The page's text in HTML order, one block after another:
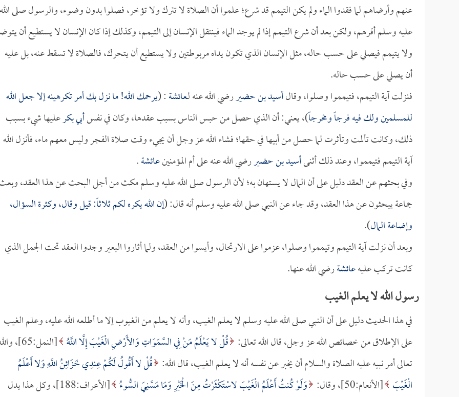
عنهم وأرضاهم لما فقدوا الماء ولم يكن التيمم قد شرع؛ علموا أن الصلاة لا تترك ولا تؤخر، فصلوا بدون وضوء، والرسول صلى
عليه وسلم أقرهم، ولكن بعد أن شرع التيمم إذا لم يوجد الماء فينتقل الإنسان إلى التيمم، وكذلك إذا كان الإنسان لا يستطيع أن
ولا يتيمم فيصلي على حسب حاله، مثل الإنسان الذي تكون يداه مربوطتين ولا يستطيع أن يتحرك، فالصلاة لا تسقط عنه، بل عليه
أن يصلي على حسب حاله.
فنزلت آية التيمم، فتيمموا وصلوا، وقالأسيد بن حضيررضي الله عنه لـعائشة: (يرحمك الله! ما نزل بك أمر تكرهينه إلا جعل الله
للمسلمين ولك فيه فرجاً ومخرجاً)، يعني: أن الذي حصل من حبس الناس بسبب عقدها، وكان في نفسأبي بكرعليها شيء بسبب
ذلك، وكانت تألمت وتأثرت لما حصل من أبيها في حقها؛ فشاء الله عز وجل أن يجيء وقت صلاة الفجر وليس معهم ماء، فأنزل الله
آية التيمم فتيمموا، وعند ذلك أثنىأسيد بن حضيررضي الله عنه على أم المؤمنينعائشة.
وفي بحثهم عن العقد دليل على أن المال لا يستهان به؛ لأن الرسول صلى الله عليه وسلم مكث من أجل البحث عن هذا العقد،
جماعة يبحثون عن هذا العقد، وقد جاء عن النبي صلى الله عليه وسلم أنه قال: (إن الله يكره لكم ثلاثاً: قيل وقال، وكثرة السؤال،
وإضاعة المال).
وبعد أن نزلت آية التيمم وتيمموا وصلوا، عزموا على الارتحال، وأيسوا من العقد، ولما أثاروا البعير وجدوا العقد تحت الجمل الذي
كانت تركب عليهعائشةرضي الله عنها.
رسول الله لا يعلم الغيب
في هذا الحديث دليل على أن النبي صلى الله عليه وسلم لا يعلم الغيب، وأنه لا يعلم من الغيوب إلا ما أطلعه الله عليه، وعلم الغيب
على الإطلاق من خصائص الله عز وجل، قال الله تعالى: قُلْ لا يَعْلَمُ مَنْ فِي السَّمَوَاتِ وَالأَرْضِ الْغَيْبَ إِلَّا اللَّهُ
[النمل:65]،
تعالى أمر نبيه عليه الصلاة والسلام أن يخبر عن نفسه أنه لا يعلم الغيب، قال الله: قُلْ لا أَقُولُ لَكُمْ عِندِي خَزَائِنُ اللَّهِ وَلا أَعْلَمُ
الْغَيْبَ [الأنعام:50]، وقال: وَلَوْ كُنتُ أَعْلَمُ الْغَيْبَ لاسْتَكْثَرْتُ مِنَ الْخَيْرِ وَمَا مَسَّنِيَ السُّوءُ
[الأعراف:188]، وكل هذا يدل